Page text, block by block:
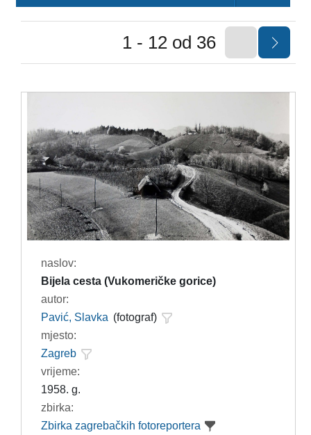
1 - 12 od 36
naslov:
Bijela cesta (Vukomeričke gorice)
autor:
Pavić, Slavka (fotograf)
mjesto:
Zagreb
vrijeme:
1958. g.
zbirka:
Zbirka zagrebačkih fotoreportera